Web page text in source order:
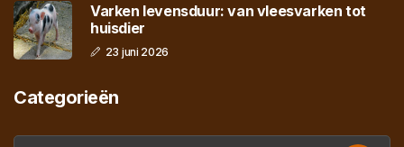
Varken levensduur: van vleesvarken tot
huisdier
23 juni 2026
Categorieën